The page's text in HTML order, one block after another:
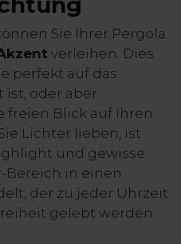
Sie Ihrer Pergola
verleihen. Dies
perfekt auf das
oder aber
freien Blick auf Ihren
Lichter lieben, ist
und gewisse
Bereich in einen
der zu jeder Uhrzeit
gelebt werden